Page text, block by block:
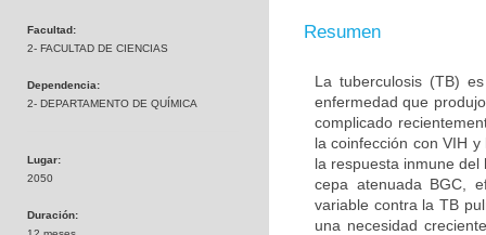
Facultad:
2- FACULTAD DE CIENCIAS
Dependencia:
2- DEPARTAMENTO DE QUÍMICA
Lugar:
2050
Duración:
Resumen
La tuberculosis (TB)
enfermedad que
complicado
la coinfección con VIH
la respuesta inmune
cepa atenuada BGC,
variable contra la TB
una necesidad